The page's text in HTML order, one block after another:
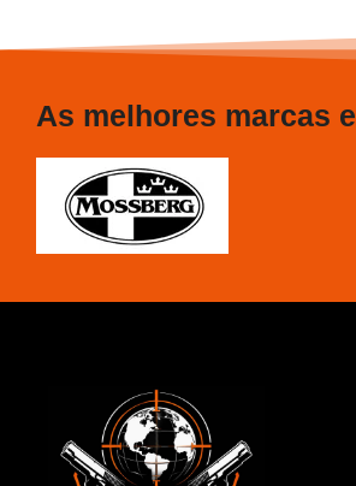
As melhores marcas